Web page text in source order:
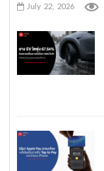
July 22, 2026